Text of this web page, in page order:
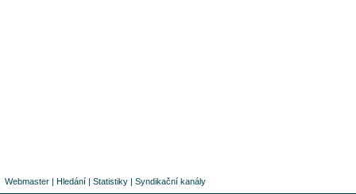
Webmaster | Hledání | Statistiky | Syndikační kanály